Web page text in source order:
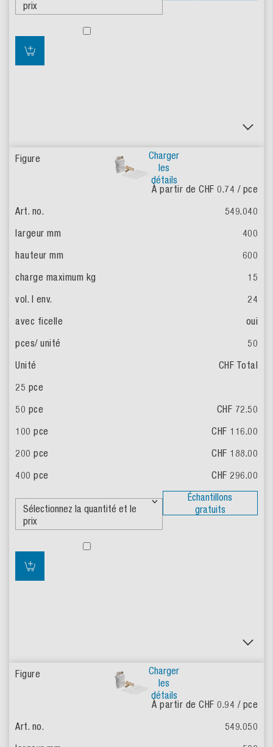
Charger
les
détails
À partir de CHF 0.74 / pce
549.040
400
600
15
24
oui
50
CHF Total
CHF 72.50
CHF 116.00
CHF 188.00
CHF 296.00
Échantillons
gratuits
Charger
les
détails
À partir de CHF 0.94 / pce
549.050